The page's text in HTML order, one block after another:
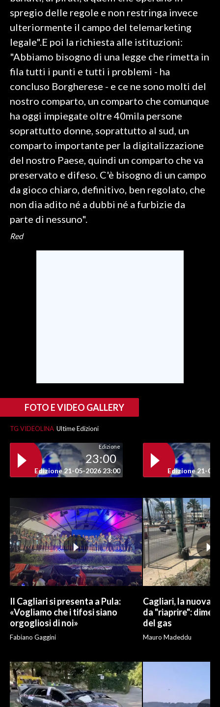
spregio delle regole e non restringa invece
ulteriormente il campo del telemarketing
legale".E poi la richiesta alle istituzioni:
"Abbiamo bisogno di una legge che rimetta in
fila tutti i punti e tutti i problemi - ha
concluso Borgherese - e ce ne sono molti del
nostro comparto, un comparto che comunque
ha oggi impiegate oltre 40mila persone
soprattutto donne, soprattutto al sud, un
comparto importante per la digitalizzazione
del nostro Paese, quindi un comparto che va
preservato e difeso. C'è bisogno di un campo
da gioco chiaro, definitivo, ben regolato, che
non dia adito né a dubbi né a furbizie da
parte di nessuno".
Red
FOTO E VIDEO GALLERY
TG VIDEOLINA Ultime Edizioni
Edizione
23:00
Edizione 21-05-2026 23:00 Edizione 21-05-
Il Cagliari si presenta a Pula:
«Vogliamo che i tifosi siano
orgogliosi di noi»
Fabiano Gaggini
Cagliari, la nuova
da "riaprire":
del gas
Mauro Madeddu